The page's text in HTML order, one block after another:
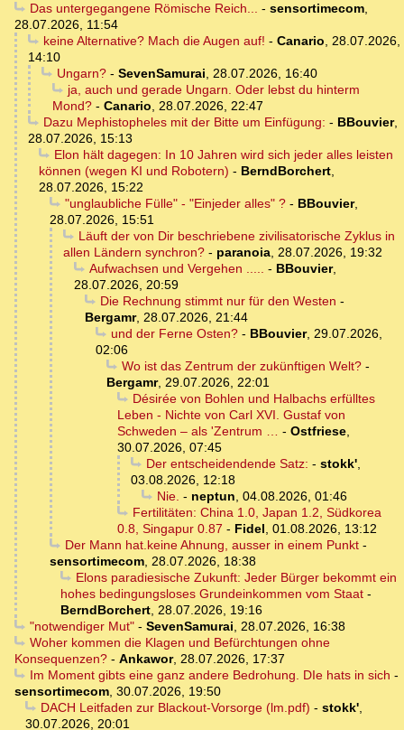
Das untergegangene Römische Reich... - sensortimecom,
28.07.2026, 11:54
keine Alternative? Mach die Augen auf! - Canario, 28.07.2026,
14:10
Ungarn?- SevenSamurai, 28.07.2026, 16:40
ja, auch und gerade Ungarn. Oder lebst du hinterm
Mond? - Canario, 28.07.2026, 22:47
Dazu Mephistopheles mit der Bitte um Einfügung: - BBouvier,
28.07.2026, 15:13
Elon hält dagegen: In 10 Jahren wird sich jeder alles leisten
können (wegen KI und Robotern) - BerndBorchert,
28.07.2026, 15:22
"unglaubliche Fülle" - "Einjeder alles" ?- BBouvier,
28.07.2026, 15:51
Läuft der von Dir beschriebene zivilisatorische Zyklus in
allen Ländern synchron? - paranoia, 28.07.2026, 19:32
Aufwachsen und Vergehen ..... - BBouvier,
28.07.2026, 20:59
Die Rechnung stimmt nur für den Westen -
Bergamr, 28.07.2026, 21:44
und der Ferne Osten?- BBouvier, 29.07.2026,
02:06
Wo ist das Zentrum der zukünftigen Welt?-
Bergamr, 29.07.2026, 22:01
Désirée von Bohlen und Halbachs erfülltes
Leben - Nichte von Carl XVI. Gustaf von
Schweden – als 'Zentrum … - Ostfriese,
30.07.2026, 07:45
Der entscheidendende Satz: - stokk',
03.08.2026, 12:18
Nie. - neptun, 04.08.2026, 01:46
Fertilitäten: China 1.0, Japan 1.2, Südkorea
0.8, Singapur 0.87 - Fidel, 01.08.2026, 13:12
Der Mann hat.keine Ahnung, ausser in einem Punkt-
sensortimecom, 28.07.2026, 18:38
Elons paradiesische Zukunft: Jeder Bürger bekommt ein
hohes bedingungsloses Grundeinkommen vom Staat -
BerndBorchert, 28.07.2026, 19:16
"notwendiger Mut"- SevenSamurai, 28.07.2026, 16:38
Woher kommen die Klagen und Befürchtungen ohne
Konsequenzen? - Ankawor, 28.07.2026, 17:37
Im Moment gibts eine ganz andere Bedrohung. DIe hats in sich -
sensortimecom, 30.07.2026, 19:50
DACH Leitfaden zur Blackout-Vorsorge (lm.pdf) - stokk',
30.07.2026, 20:01